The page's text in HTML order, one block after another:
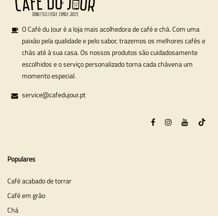
O Café du Jour é a loja mais acolhedora de café e chá. Com uma
paixão pela qualidade e pelo sabor, trazemos os melhores cafés e
chás até à sua casa. Os nossos produtos são cuidadosamente
escolhidos e o serviço personalizado torna cada chávena um
momento especial.
service@cafedujour.pt
Populares
Café acabado de torrar
Café em grão
Chá